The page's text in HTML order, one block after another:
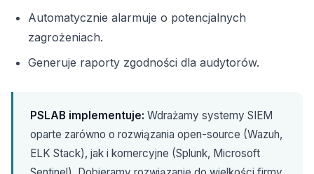
Automatycznie alarmuje o potencjalnych
zagrożeniach.
Generuje raporty zgodności dla audytorów.
PSLAB implementuje: Wdrażamy systemy SIEM
oparte zarówno o rozwiązania open-source (Wazuh,
ELK Stack), jak i komercyjne (Splunk, Microsoft